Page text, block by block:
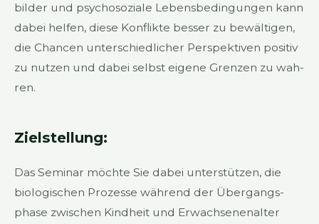
bil­der und psy­cho­so­zia­le Lebens­be­din­gun­gen kann
dabei hel­fen, die­se Kon­flik­te bes­ser zu bewäl­ti­gen,
die Chan­cen unter­schied­li­cher Per­spek­ti­ven posi­tiv
zu nut­zen und dabei selbst eige­ne Gren­zen zu wah­
ren.
Ziel­stel­lung:
Das Semi­nar möch­te Sie dabei unter­stüt­zen, die
bio­lo­gi­schen Pro­zes­se wäh­rend der Über­gangs­
pha­se zwi­schen Kind­heit und Erwach­se­nen­al­ter